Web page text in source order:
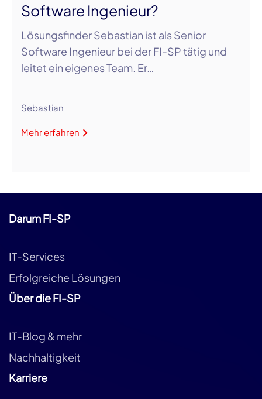
Software Ingenieur?
Lösungsfinder Sebastian ist als Senior
Software Ingenieur bei der FI-SP tätig und
leitet ein eigenes Team. Er…
Sebastian
Mehr erfahren
Darum FI-SP
IT-Services
Erfolgreiche Lösungen
Über die FI-SP
IT-Blog & mehr
Nachhaltigkeit
Karriere